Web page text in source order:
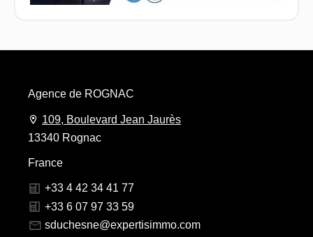
Agence de ROGNAC
109, Boulevard Jean Jaurès
13340 Rognac
France
+33 4 42 34 41 77
+33 6 07 97 33 59
sduchesne@expertisimmo.com